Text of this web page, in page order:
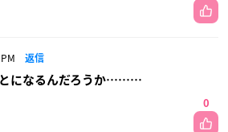
返信
とになるんだろうか………
0